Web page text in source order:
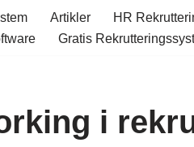
Artikler HR
Gratis
i